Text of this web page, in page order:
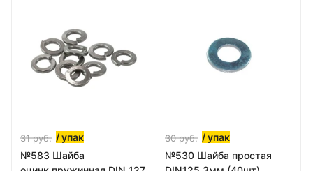
31руб. / упак
№583 Шайба
30руб. / упак
№530 Шайба простая